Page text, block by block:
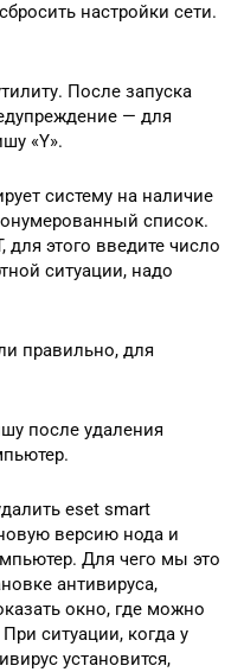
настройки сети.
После запуска
— для
«Y».
систему на наличие
список.
для этого введите число
ситуации, надо
правильно, для
после удаления
eset smart
версию нода и
Для чего мы это
антивируса,
окно, где можно
ситуации, когда у
установится,